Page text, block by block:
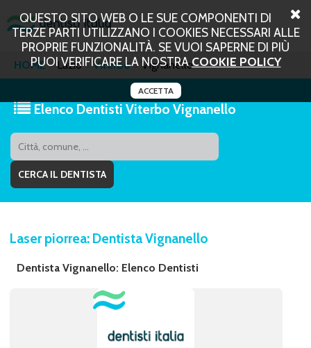
QUESTO SITO WEB O LE SUE COMPONENTI DI
TERZE PARTI UTILIZZANO I COOKIES NECESSARI ALLE
PROPRIE FUNZIONALITÀ. SE VUOI SAPERNE DI PIÙ
PUOI VERIFICARE LA NOSTRACOOKIE POLICY
ACCETTA
HOME Lazio Viterbo Vignanello
Elenco Dentisti Viterbo Vignanello
Laser piorrea: Dentista Vignanello
Dentista Vignanello: Elenco Dentisti